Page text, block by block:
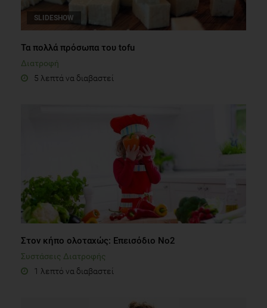
SLIDESHOW
Τα πολλά πρόσωπα του tofu
Διατροφή
5 λεπτά να διαβαστεί
Στον κήπο ολοταχώς: Επεισόδιο Νο2
Συστάσεις Διατροφής
1 λεπτό να διαβαστεί